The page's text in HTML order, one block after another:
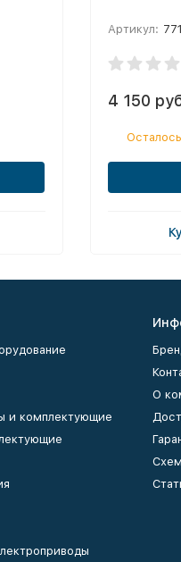
Артикул:
4 150
и комплектующие
О